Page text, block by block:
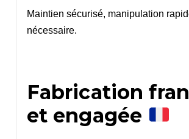
Maintien sécurisé, manipulation
nécessaire.
Fabrication
et engagée